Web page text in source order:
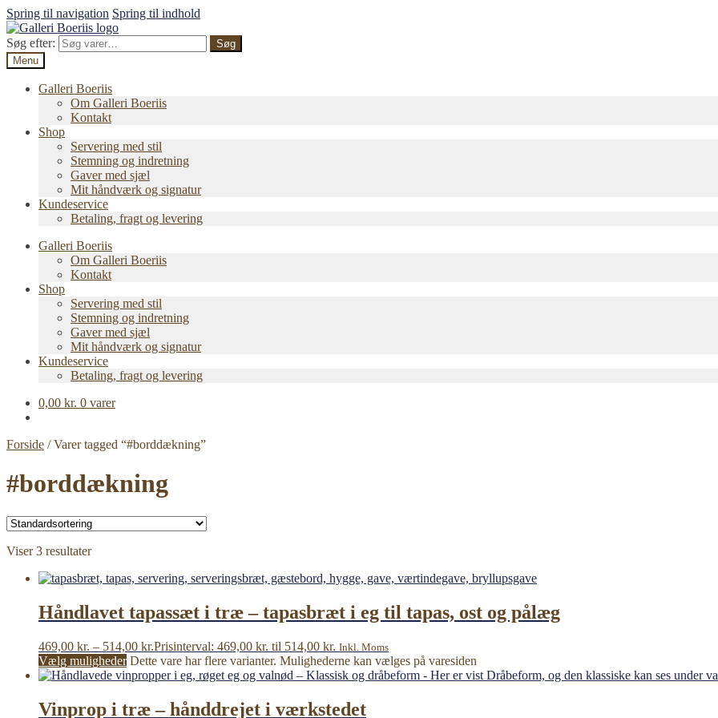
Spring til navigation Spring til indhold
Søg efter:
Søg
Menu
Galleri Boeriis
Om Galleri Boeriis
Kontakt
Shop
Servering med stil
Stemning og indretning
Gaver med sjæl
Mit håndværk og signatur
Kundeservice
Betaling, fragt og levering
Galleri Boeriis
Om Galleri Boeriis
Kontakt
Shop
Servering med stil
Stemning og indretning
Gaver med sjæl
Mit håndværk og signatur
Kundeservice
Betaling, fragt og levering
0,00 kr. 0 varer
Forside /Varer tagged “#borddækning”
#borddækning
Viser 3 resultater
Håndlavet tapassæt i træ – tapasbræt i eg til tapas, ost og pålæg
469,00 kr. – 514,00 kr.Prisinterval: 469,00 kr. til 514,00 kr. Inkl. Moms
Vælg muligheder Dette vare har flere varianter. Mulighederne kan vælges på varesiden
Vinprop i træ – hånddrejet i værkstedet